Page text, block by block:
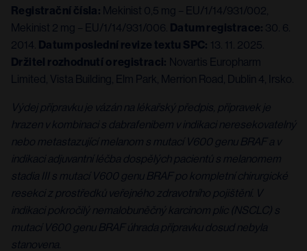
Registrační čísla: Mekinist 0,5 mg – EU/1/14/931/002,
Mekinist 2 mg – EU/1/14/931/006.
Datum registrace: 30. 6.
2014.
Datum poslední revize textu SPC: 13. 11. 2025.
Držitel rozhodnutí o registraci: Novartis Europharm
Limited, Vista Building, Elm Park, Merrion Road, Dublin 4, Irsko.
Výdej přípravku je vázán na lékařský předpis, přípravek je
hrazen v kombinaci s dabrafenibem v indikaci neresekovatelný
nebo metastazující melanom s mutací V600 genu BRAF a v
indikaci adjuvantní léčba dospělých pacientů s melanomem
stadia III s mutací V600 genu BRAF po kompletní chirurgické
resekci z prostředků veřejného zdravotního pojištění. V
indikaci pokročilý nemalobuněčný karcinom plic (NSCLC) s
mutací V600 genu BRAF úhrada přípravku dosud nebyla
stanovena.